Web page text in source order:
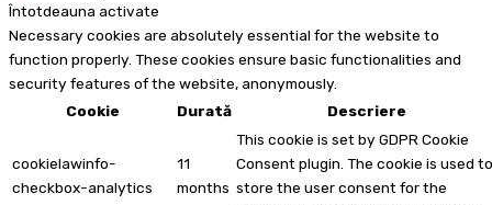
Întotdeauna activate
Necessary cookies are absolutely essential for the website to
function properly. These cookies ensure basic functionalities and
security features of the website, anonymously.
Cookie
Durată Descriere
cookielawinfo-
checkbox-analytics
11
months
This cookie is set by GDPR Cookie
Consent plugin. The cookie is used to
store the user consent for the